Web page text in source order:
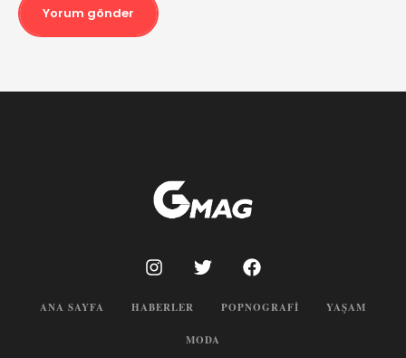
Yorum gönder
ANA SAYFA HABERLER POPNOGRAFI YAŞAM
MODA